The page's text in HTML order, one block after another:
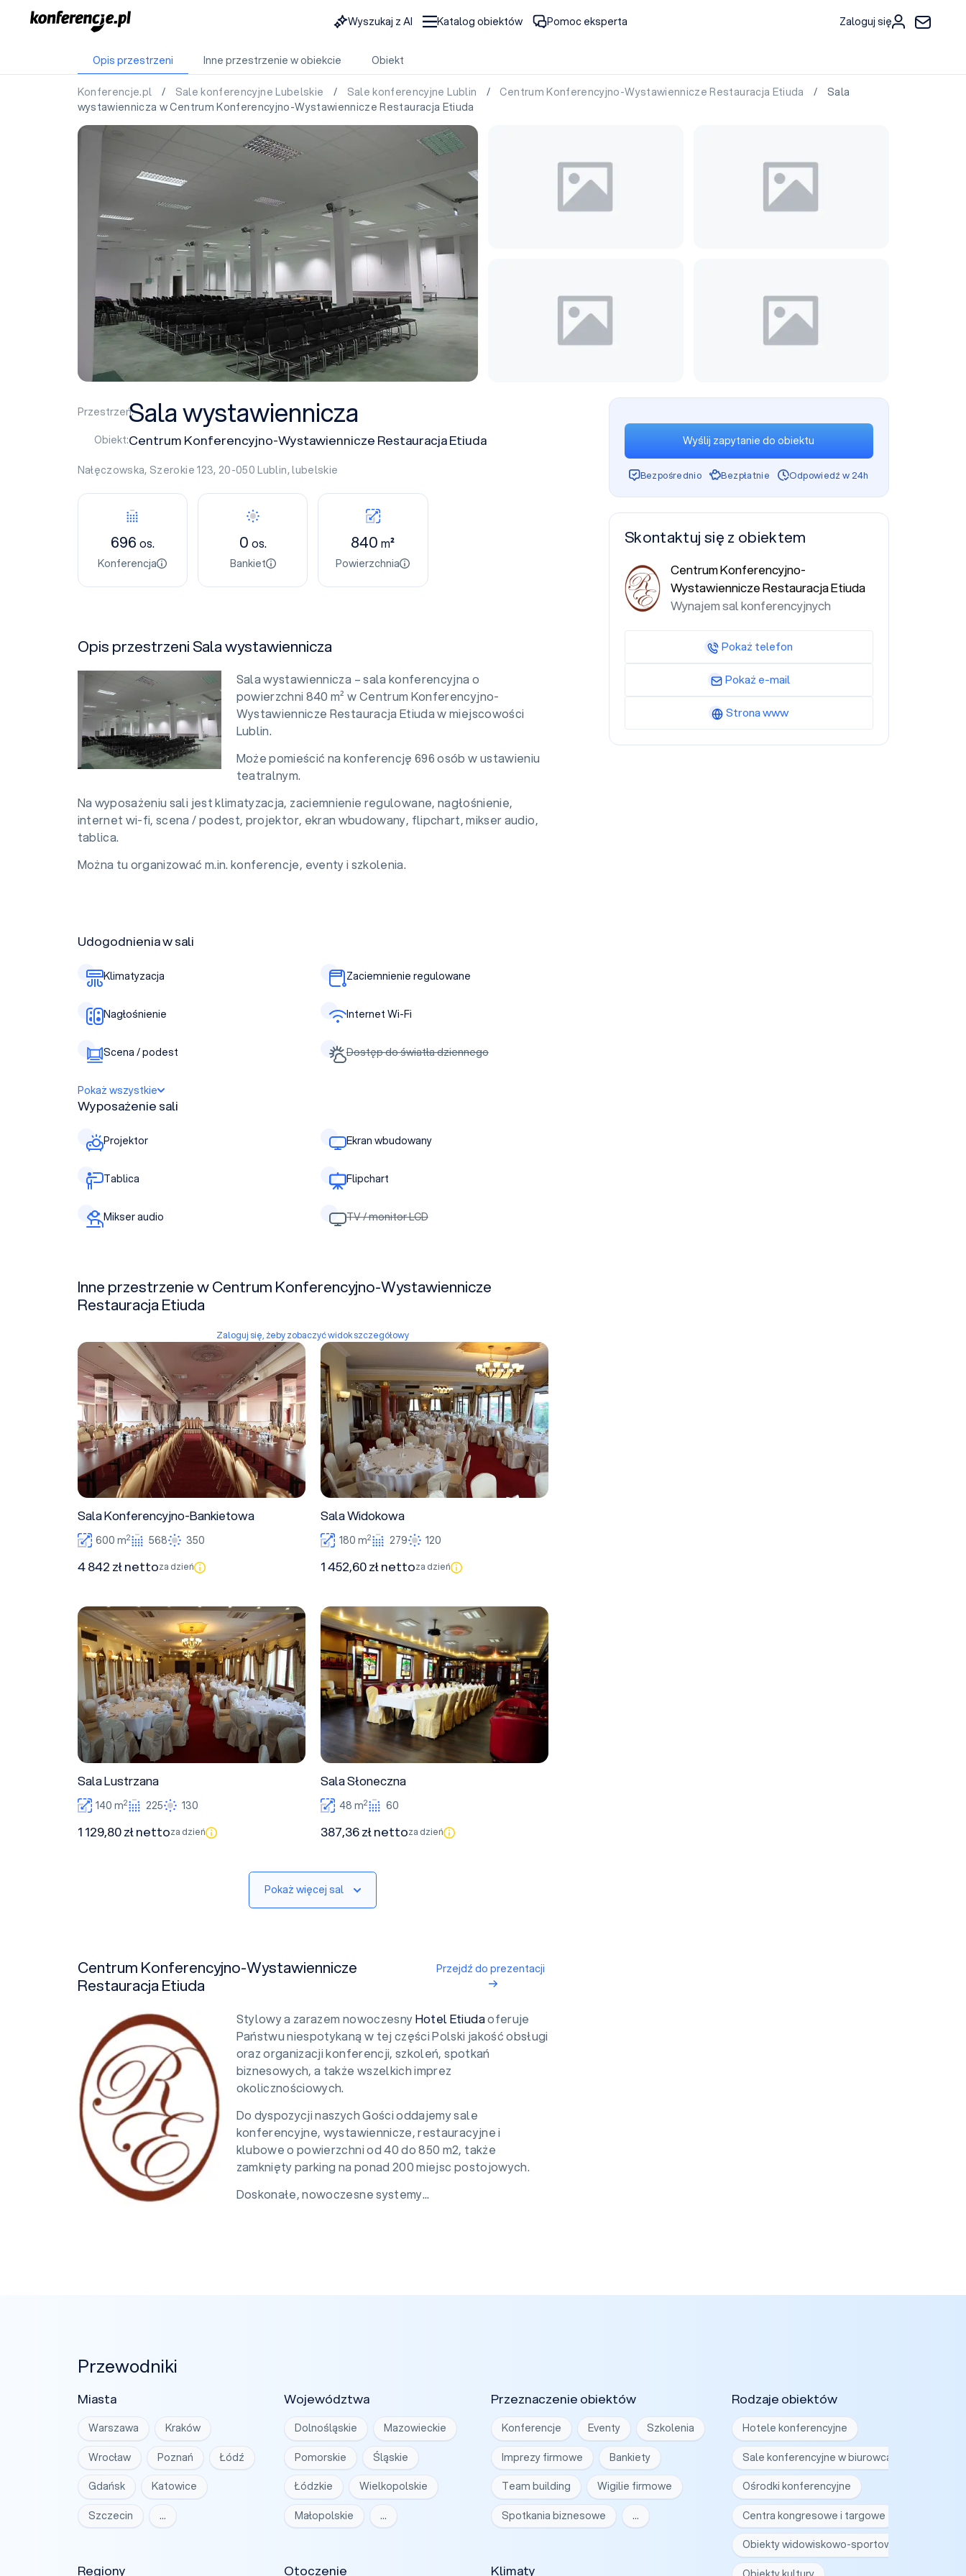
Wyszukaj z AI Katalog obiektów Pomoc eksperta Zaloguj się
Opis przestrzeni Inne przestrzenie w obiekcie Obiekt
Konferencje.pl / Sale konferencyjne Lubelskie / Sale konferencyjne Lublin /Centrum Konferencyjno-Wystawiennicze Restauracja Etiuda
/ Sala
wystawiennicza w Centrum Konferencyjno-Wystawiennicze Restauracja Etiuda
Przestrzeń:Sala wystawiennicza
Obiekt:Centrum Konferencyjno-Wystawiennicze Restauracja Etiuda
Nałęczowska, Szerokie 123, 20-050Lublin,lubelskie
696 os.
Konferencja
0 os.
Bankiet
840m²
Powierzchnia
Opis przestrzeni Sala wystawiennicza
Sala wystawiennicza – sala konferencyjna o
powierzchni 840 m² w Centrum Konferencyjno-
Wystawiennicze Restauracja Etiuda w miejscowości
Lublin.
Może pomieścić na konferencję 696 osób w ustawieniu
teatralnym.
Na wyposażeniu sali jest klimatyzacja, zaciemnienie regulowane, nagłośnienie,
internet wi-fi, scena / podest, projektor, ekran wbudowany, flipchart, mikser audio,
tablica.
Można tu organizować m.in. konferencje, eventy i szkolenia.
Udogodnienia w sali
Klimatyzacja Zaciemnienie regulowane
Nagłośnienie Internet Wi-Fi
Scena / podest Dostęp do światła dziennego
Pokaż wszystkie
Wyposażenie sali
Projektor Ekran wbudowany
Tablica Flipchart
Mikser audio TV / monitor LCD
Inne przestrzenie w Centrum Konferencyjno-Wystawiennicze
Restauracja Etiuda
Zaloguj się, żeby zobaczyć widok szczegółowy
Sala Konferencyjno-Bankietowa
Sala Konferencyjno-Bankietowa
600 m2 568 350
4 842 zł nettoza dzień
Sala Widokowa
Sala Widokowa
180 m2 279 120
1 452,60 zł nettoza dzień
Sala Lustrzana
Sala Lustrzana
140 m2 225 130
1 129,80 zł nettoza dzień
Sala Słoneczna
Sala Słoneczna
48 m2 60
387,36 zł nettoza dzień
Pokaż więcej sal
Centrum Konferencyjno-Wystawiennicze
Restauracja Etiuda
Przejdź do prezentacji
Stylowy a zarazem nowoczesnyHotel Etiudaoferuje
Państwu niespotykaną w tej części Polski jakość obsługi
oraz organizacji konferencji, szkoleń, spotkań
biznesowych, a także wszelkich imprez
okolicznościowych.
Do dyspozycji naszych Gości oddajemy sale
konferencyjne, wystawiennicze, restauracyjne i
klubowe o powierzchni od 40 do 850 m2, także
zamknięty parking na ponad 200 miejsc postojowych.
Doskonałe, nowoczesne systemy...
Wyślij zapytanie do obiektu
Bezpośrednio Bezpłatnie Odpowiedź w 24h
Skontaktuj się z obiektem
Centrum Konferencyjno-
Wystawiennicze Restauracja Etiuda
Wynajem sal konferencyjnych
Pokaż telefon
Pokaż e-mail
Strona www
Przewodniki
Miasta
Warszawa Kraków
Wrocław Poznań Łódź
Gdańsk Katowice
Szczecin …
Województwa
Dolnośląskie Mazowieckie
Pomorskie Śląskie
Łódzkie Wielkopolskie
Małopolskie …
Regiony Otoczenie Klimaty
Przeznaczenie obiektów
Konferencje Eventy Szkolenia
Imprezy firmowe Bankiety
Team building Wigilie firmowe
Spotkania biznesowe …
Rodzaje obiektów
Hotele konferencyjne
Sale konferencyjne w biurowcach
Ośrodki konferencyjne
Centra kongresowe i targowe
Obiekty widowiskowo-sportowe